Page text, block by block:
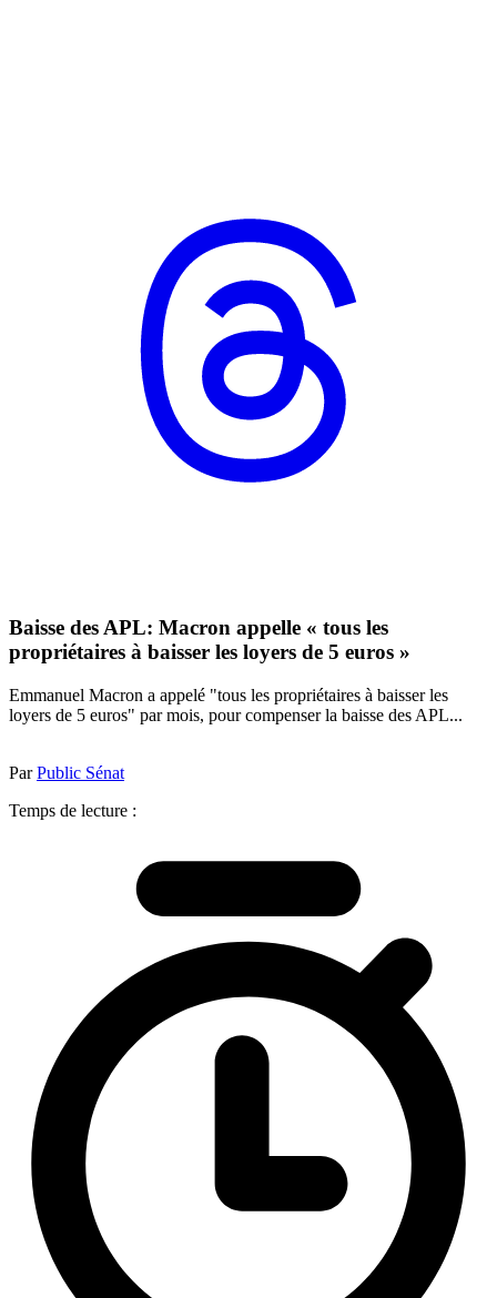
Baisse des APL: Macron appelle « tous les
propriétaires à baisser les loyers de 5 euros »
Emmanuel Macron a appelé "tous les propriétaires à baisser les
loyers de 5 euros" par mois, pour compenser la baisse des APL...
ParPublic Sénat
Temps de lecture :